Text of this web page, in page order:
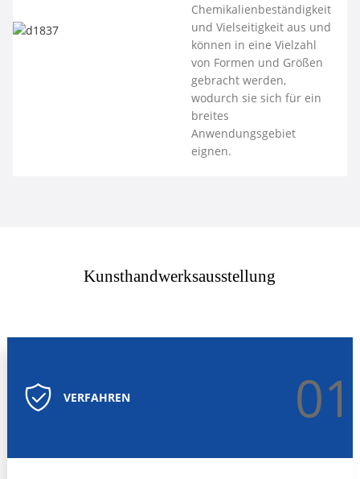
Chemikalienbeständigkeit
und Vielseitigkeit aus und
können in eine Vielzahl
von Formen und Größen
gebracht werden,
wodurch sie sich für ein
breites
Anwendungsgebiet
eignen.
chemische Inertheit
sowie Temperatur- und
Witterungsbeständigkeit.
Dimensionsstabilität
zudem eine gute
Witterungsbeständigkeit,
Flammschutz und
chemischer Inertheit.
kostengünstige und
langlebige Wahl für viele
Anwendungen, darunter
Sanitärinstallationen,
elektrische Isolierungen,
Kunsthandwerksausstellung
VERFAHREN 01